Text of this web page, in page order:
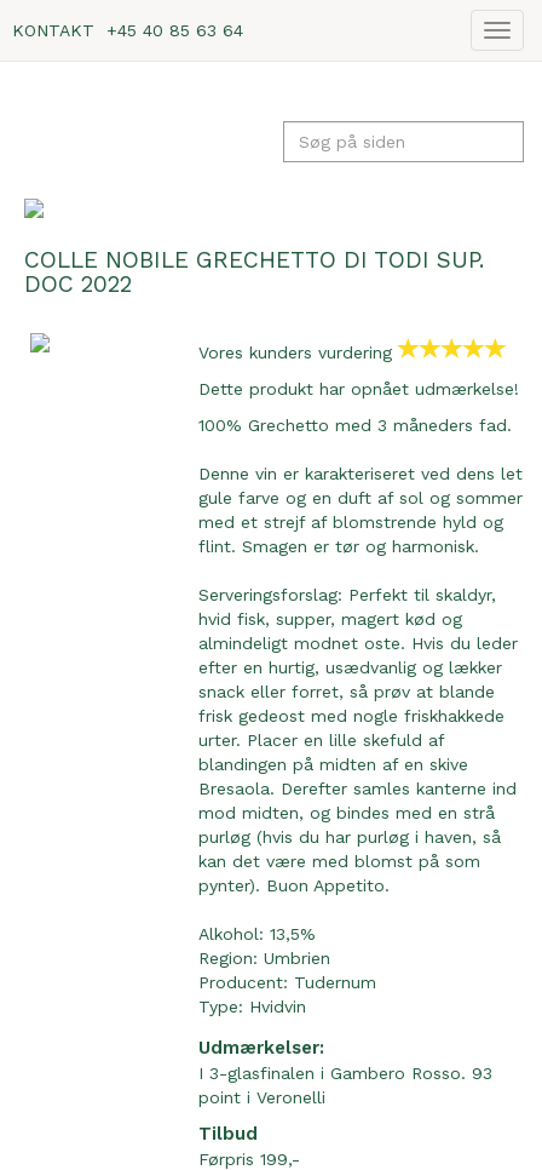
Vis
KONTAKT +45 40 85 63 64
COLLE NOBILE GRECHETTO DI TODI SUP.
DOC 2022
Vores kunders vurdering
Dette produkt har opnået udmærkelse!
100% Grechetto med 3 måneders fad.
Denne vin er karakteriseret ved dens let
gule farve og en duft af sol og sommer
med et strejf af blomstrende hyld og
flint. Smagen er tør og harmonisk.
Serveringsforslag: Perfekt til skaldyr,
hvid fisk, supper, magert kød og
almindeligt modnet oste. Hvis du leder
efter en hurtig, usædvanlig og lækker
snack eller forret, så prøv at blande
frisk gedeost med nogle friskhakkede
urter. Placer en lille skefuld af
blandingen på midten af en skive
Bresaola. Derefter samles kanterne ind
mod midten, og bindes med en strå
purløg (hvis du har purløg i haven, så
kan det være med blomst på som
pynter). Buon Appetito.
Alkohol: 13,5%
Region:Umbrien
Producent: Tudernum
Type: Hvidvin
Udmærkelser:
I 3-glasfinalen i Gambero Rosso. 93
point i Veronelli
Tilbud
Førpris 199,-